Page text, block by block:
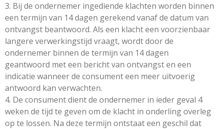
3. Bij de ondernemer ingediende klachten worden binnen
een termijn van 14 dagen gerekend vanaf de datum van
ontvangst beantwoord. Als een klacht een voorzienbaar
langere verwerkingstijd vraagt, wordt door de
ondernemer binnen de termijn van 14 dagen
geantwoord met een bericht van ontvangst en een
indicatie wanneer de consument een meer uitvoerig
antwoord kan verwachten.
4. De consument dient de ondernemer in ieder geval 4
weken de tijd te geven om de klacht in onderling overleg
op te lossen. Na deze termijn ontstaat een geschil dat